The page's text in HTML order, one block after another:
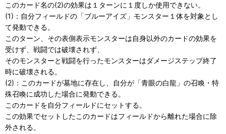
このカード名の(2)の効果は１ターンに１度しか使用できない。
(1)：自分フィールドの「ブルーアイズ」モンスター１体を対象とし
て発動できる。
このターン、その表側表示モンスターは自身以外のカードの効果を
受けず、戦闘では破壊されず、
そのモンスターと戦闘を行ったモンスターはダメージステップ終了
時に破壊される。
(2)：このカードが墓地に存在し、自分が「青眼の白龍」の召喚・特
殊召喚に成功した場合に発動できる。
このカードを自分フィールドにセットする。
この効果でセットしたこのカードはフィールドから離れた場合に除
外される。